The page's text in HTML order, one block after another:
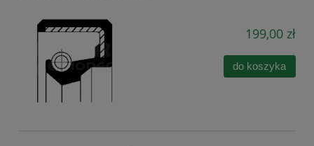
199,00 zł
do koszyka